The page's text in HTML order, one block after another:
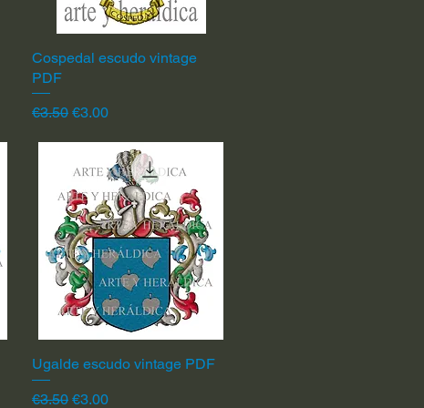
Quick View
Cospedal escudo vintage
PDF
Regular Price
€3.50 Sale Price
€3.00
Quick View
Ugalde escudo vintage PDF
Regular Price
€3.50 Sale Price
€3.00